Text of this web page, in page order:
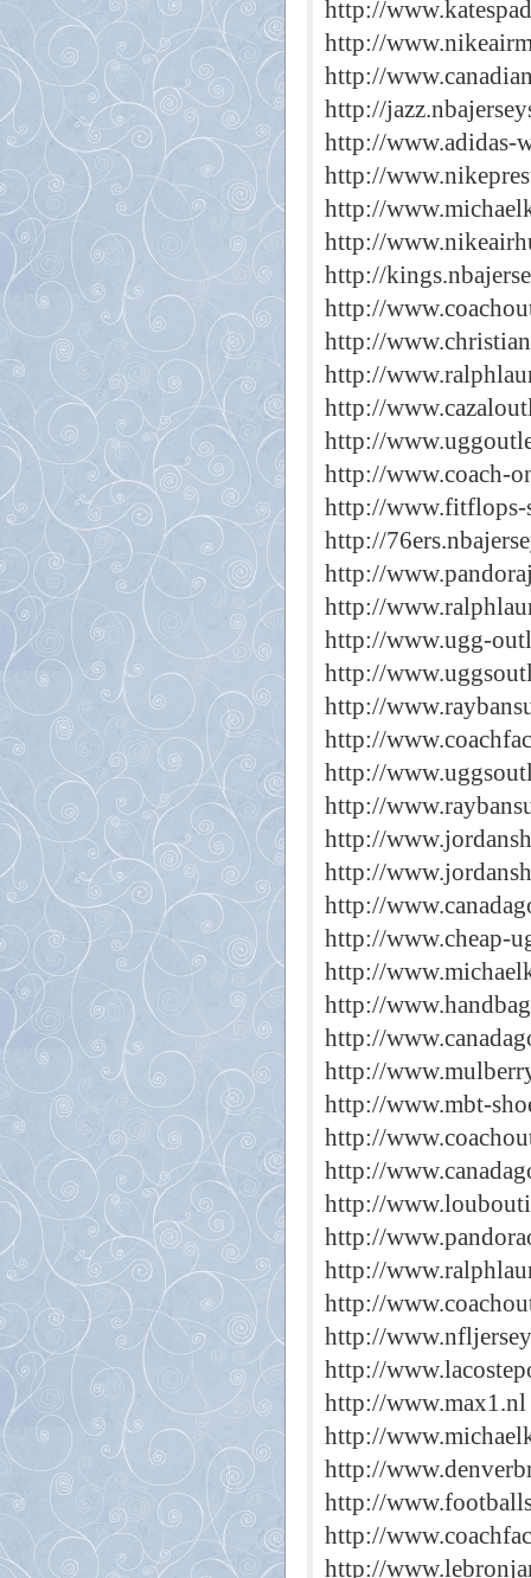
http://
http://
http://
http://
http://www.adidas-
http://
http://
http://
http://
http://
http://
http://
http://
http://
http://www.coach-
http://www.fitflops-
http://
http://
http://
http://www.ugg-
http://
http://
http://
http://
http://
http://
http://
http://
http://www.cheap-
http://
http://
http://
http://
http://www.mbt-
http://
http://
http://
http://
http://
http://
http://
http://
http://www.max1.nl
http://
http://
http://
http://
http://